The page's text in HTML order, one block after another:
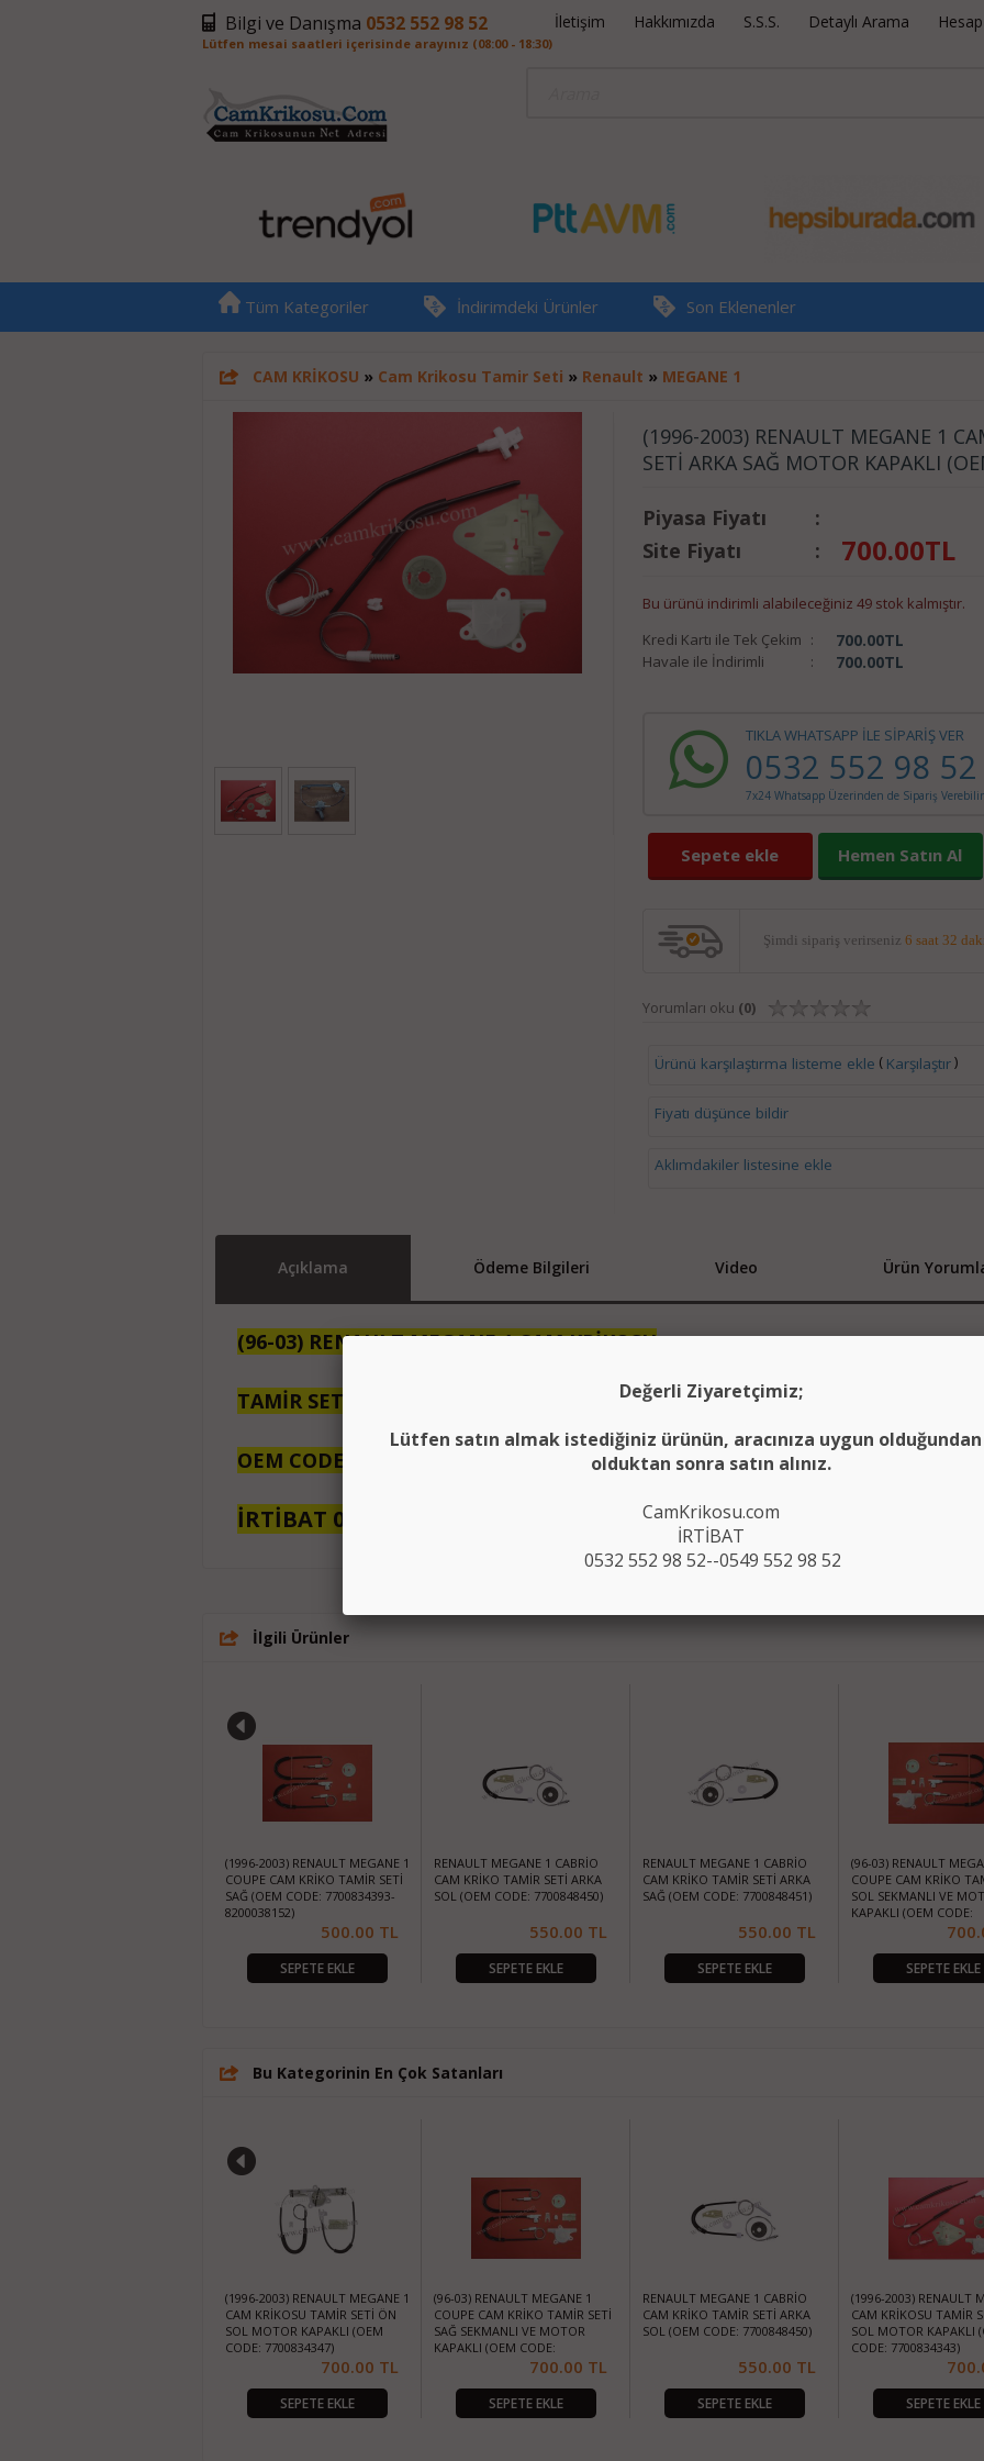
Bilgi ve Danışma 0532 552 98 52
Lütfen mesai saatleri içerisinde arayınız (08:00 - 18:30)
İletişim Hakkımızda S.S.S. Detaylı Arama
Tüm Kategoriler İndirimdeki Ürünler Son Eklenenler
CAM KRİKOSU » Cam Krikosu Tamir Seti » Renault » MEGANE 1
(1996-2003) RENAULT MEGANE 1
SETİ ARKA SAĞ MOTOR KAPAKLI
Piyasa Fiyatı
:
Site Fiyatı
: 700.00TL
Bu ürünü indirimli alabileceğiniz 49 stok kalmıştır.
Kredi Kartı ile Tek Çekim : 700.00TL
Havale ile İndirimli : 700.00TL
TIKLA WHATSAPP İLE SİPARİŞ VER
0532 552 98 52
7x24 Whatsapp Üzerinden de Sipariş
Sepete ekle Hemen Satın Al
Şimdi sipariş verirseniz 6 saat 32
Yorumları oku (0)
Ürünü karşılaştırma listeme ekle ( Karşılaştır)
Fiyatı düşünce bildir
Aklımdakiler listesine ekle
Açıklama Ödeme Bilgileri Video Ürün
(96-03) RENAULT MEGANE 1 CAMKRİKOSU
TAMİR SETİ ARKA SAĞ MOTOR KAPAKLI
OEM CODE: 7700834342
İRTİBAT 0532 552 98 52
İlgili Ürünler
(1996-2003) RENAULT MEGANE 1
COUPE CAM KRİKO TAMİR SETİ
SAĞ (OEM CODE: 7700834393-
8200038152)
500.00 TL
SEPETE EKLE
RENAULT MEGANE 1 CABRİO
CAM KRİKO TAMİR SETİ ARKA
SOL (OEM CODE: 7700848450)
550.00 TL
SEPETE EKLE
RENAULT MEGANE 1 CABRİO
CAM KRİKO TAMİR SETİ ARKA
SAĞ (OEM CODE: 7700848451)
550.00 TL
SEPETE EKLE
(96-03) RENAULT
COUPE CAM KRİKO
SOL SEKMANLI VE
KAPAKLI (OEM CODE:
7700834394-
SEPETE EKLE
Bu Kategorinin En Çok Satanları
(1996-2003) RENAULT MEGANE 1
CAM KRİKOSU TAMİR SETİ ÖN
SOL MOTOR KAPAKLI (OEM
CODE: 7700834347)
700.00 TL
SEPETE EKLE
(96-03) RENAULT MEGANE 1
COUPE CAM KRİKO TAMİR SETİ
SAĞ SEKMANLI VE MOTOR
KAPAKLI (OEM CODE:
7700834393-8200038152)
700.00 TL
SEPETE EKLE
RENAULT MEGANE 1 CABRİO
CAM KRİKO TAMİR SETİ ARKA
SOL (OEM CODE: 7700848450)
550.00 TL
SEPETE EKLE
(1996-2003) RENAULT
CAM KRİKOSU TAMİR
SOL MOTOR KAPAKLI
CODE: 7700834343)
SEPETE EKLE
Değerli Ziyaretçimiz;
Lütfen satın almak istediğiniz ürünün, aracınıza uygun
olduktan sonra satın alınız.
CamKrikosu.com
İRTİBAT
0532 552 98 52--0549 552 98 52